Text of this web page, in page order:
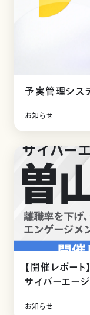
予実管理シス
お知らせ
【開催レポー
サイバーエー
お知らせ